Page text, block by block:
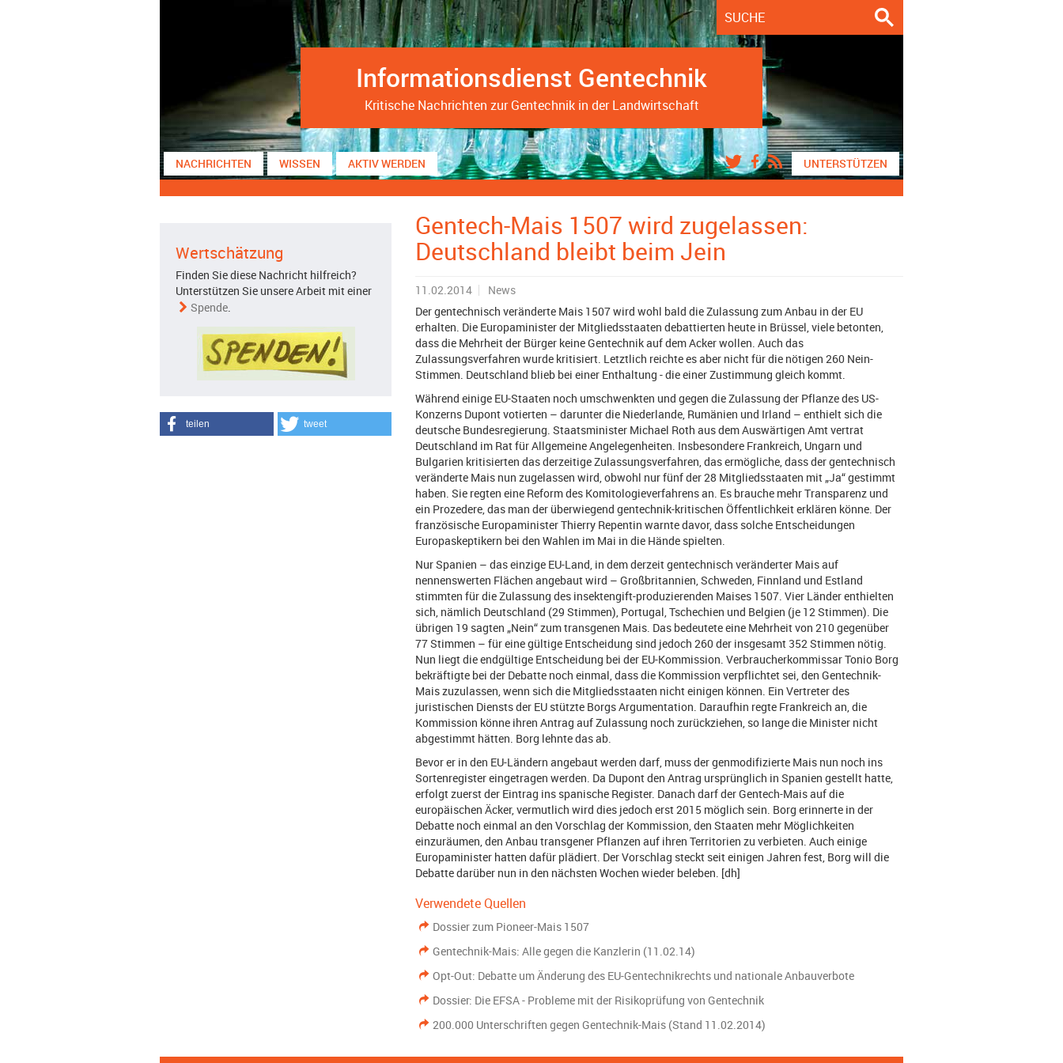
Informationsdienst Gentechnik
Kritische Nachrichten zur Gentechnik in der Landwirtschaft
NACHRICHTEN WISSEN AKTIV WERDEN UNTERSTÜTZEN
Wertschätzung
Finden Sie diese Nachricht hilfreich?
Unterstützen Sie unsere Arbeit mit einer
Spende.
teilen tweet
Gentech-Mais 1507 wird zugelassen:
Deutschland bleibt beim Jein
11.02.2014
News
Der gentechnisch veränderte Mais 1507 wird wohl bald die Zulassung zum Anbau in der EU
erhalten. Die Europaminister der Mitgliedsstaaten debattierten heute in Brüssel, viele betonten,
dass die Mehrheit der Bürger keine Gentechnik auf dem Acker wollen. Auch das
Zulassungsverfahren wurde kritisiert. Letztlich reichte es aber nicht für die nötigen 260 Nein-
Stimmen. Deutschland blieb bei einer Enthaltung - die einer Zustimmung gleich kommt.
Während einige EU-Staaten noch umschwenkten und gegen die Zulassung der Pflanze des US-
Konzerns Dupont votierten – darunter die Niederlande, Rumänien und Irland – enthielt sich die
deutsche Bundesregierung. Staatsminister Michael Roth aus dem Auswärtigen Amt vertrat
Deutschland im Rat für Allgemeine Angelegenheiten. Insbesondere Frankreich, Ungarn und
Bulgarien kritisierten das derzeitige Zulassungsverfahren, das ermögliche, dass der gentechnisch
veränderte Mais nun zugelassen wird, obwohl nur fünf der 28 Mitgliedsstaaten mit „Ja“ gestimmt
haben. Sie regten eine Reform des Komitologieverfahrens an. Es brauche mehr Transparenz und
ein Prozedere, das man der überwiegend gentechnik-kritischen Öffentlichkeit erklären könne. Der
französische Europaminister Thierry Repentin warnte davor, dass solche Entscheidungen
Europaskeptikern bei den Wahlen im Mai in die Hände spielten.
Nur Spanien – das einzige EU-Land, in dem derzeit gentechnisch veränderter Mais auf
nennenswerten Flächen angebaut wird – Großbritannien, Schweden, Finnland und Estland
stimmten für die Zulassung des insektengift-produzierenden Maises 1507. Vier Länder enthielten
sich, nämlich Deutschland (29 Stimmen), Portugal, Tschechien und Belgien (je 12 Stimmen). Die
übrigen 19 sagten „Nein“ zum transgenen Mais. Das bedeutete eine Mehrheit von 210 gegenüber
77 Stimmen – für eine gültige Entscheidung sind jedoch 260 der insgesamt 352 Stimmen nötig.
Nun liegt die endgültige Entscheidung bei der EU-Kommission. Verbraucherkommissar Tonio Borg
bekräftigte bei der Debatte noch einmal, dass die Kommission verpflichtet sei, den Gentechnik-
Mais zuzulassen, wenn sich die Mitgliedsstaaten nicht einigen können. Ein Vertreter des
juristischen Diensts der EU stützte Borgs Argumentation. Daraufhin regte Frankreich an, die
Kommission könne ihren Antrag auf Zulassung noch zurückziehen, so lange die Minister nicht
abgestimmt hätten. Borg lehnte das ab.
Bevor er in den EU-Ländern angebaut werden darf, muss der genmodifizierte Mais nun noch ins
Sortenregister eingetragen werden. Da Dupont den Antrag ursprünglich in Spanien gestellt hatte,
erfolgt zuerst der Eintrag ins spanische Register. Danach darf der Gentech-Mais auf die
europäischen Äcker, vermutlich wird dies jedoch erst 2015 möglich sein. Borg erinnerte in der
Debatte noch einmal an den Vorschlag der Kommission, den Staaten mehr Möglichkeiten
einzuräumen, den Anbau transgener Pflanzen auf ihren Territorien zu verbieten. Auch einige
Europaminister hatten dafür plädiert. Der Vorschlag steckt seit einigen Jahren fest, Borg will die
Debatte darüber nun in den nächsten Wochen wieder beleben. [dh]
Verwendete Quellen
Dossier zum Pioneer-Mais 1507
Gentechnik-Mais: Alle gegen die Kanzlerin (11.02.14)
Opt-Out: Debatte um Änderung des EU-Gentechnikrechts und nationale Anbauverbote
Dossier: Die EFSA - Probleme mit der Risikoprüfung von Gentechnik
200.000 Unterschriften gegen Gentechnik-Mais (Stand 11.02.2014)